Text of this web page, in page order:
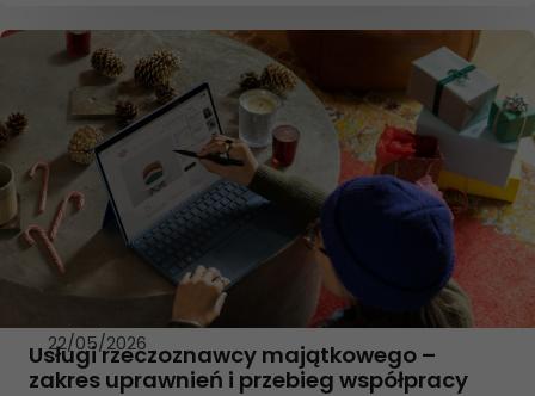
22/05/2026
Usługi rzeczoznawcy majątkowego –
zakres uprawnień i przebieg współpracy